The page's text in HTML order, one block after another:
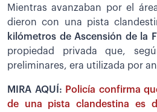
Mientras avanzaban por el
dieron con una pista
kilómetros de Ascensión de la
propiedad privada que,
preliminares, era utilizada por
MIRA AQUÍ: Policía confirma
de una pista clandestina es